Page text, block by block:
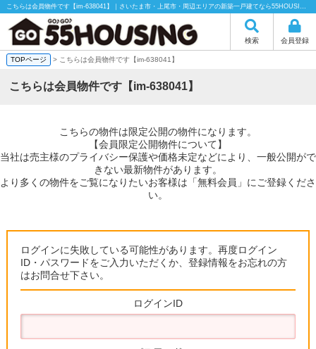
こちらは会員物件です【im-638041】｜さいたま市・上尾市・周辺エリアの新築一戸建てなら55HOUSING（55ハウジング）にお任せください！
検索 会員登録
TOPページ > こちらは会員物件です【im-638041】
こちらは会員物件です【im-638041】
こちらの物件は限定公開の物件になります。
【会員限定公開物件について】
当社は売主様のプライバシー保護や価格未定などにより、一般公開がで
きない最新物件があります。
より多くの物件をご覧になりたいお客様は「無料会員」にご登録くださ
い。
ログインに失敗している可能性があります。再度ログイン
ID・パスワードをご入力いただくか、登録情報をお忘れの方
はお問合せ下さい。
ログインID